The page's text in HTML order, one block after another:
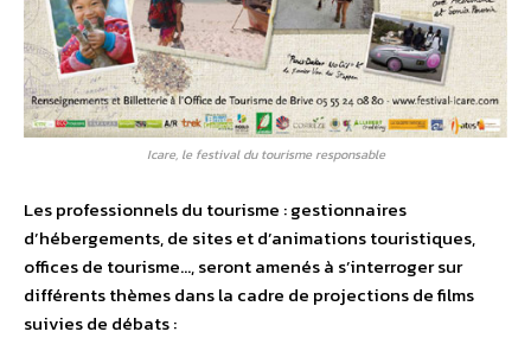
Icare, le festival du tourisme responsable
Les professionnels du tourisme : gestionnaires
d’hébergements, de sites et d’animations touristiques,
offices de tourisme…, seront amenés à s’interroger sur
différents thèmes dans la cadre de projections de films
suivies de débats :